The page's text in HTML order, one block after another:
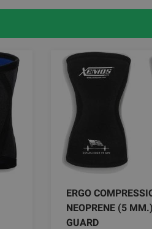
ERGO
NEOPRENE (5
GUARD